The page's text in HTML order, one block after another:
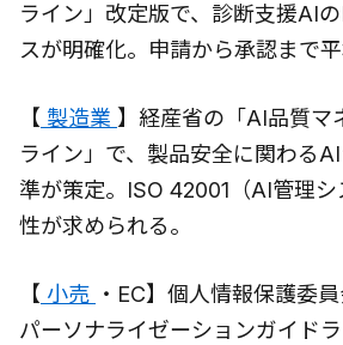
ライン」改定版で、診断支援AI
スが明確化。申請から承認まで平
【 製造業 】経産省の「AI品質マ
ライン」で、製品安全に関わる
準が策定。ISO 42001（AI管理
性が求められる。
【 小売 ・EC】個人情報保護委
パーソナライゼーションガイド